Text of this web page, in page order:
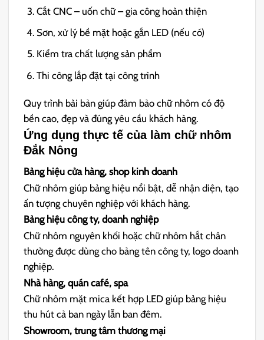
Cắt CNC – uốn chữ – gia công hoàn thiện
Sơn, xử lý bề mặt hoặc gắn LED (nếu có)
Kiểm tra chất lượng sản phẩm
Thi công lắp đặt tại công trình
Quy trình bài bản giúp đảm bảo chữ nhôm có độ
bền cao, đẹp và đúng yêu cầu khách hàng.
Ứng dụng thực tế của làm chữ nhôm
Đắk Nông
Bảng hiệu cửa hàng, shop kinh doanh
Chữ nhôm giúp bảng hiệu nổi bật, dễ nhận diện, tạo
ấn tượng chuyên nghiệp với khách hàng.
Bảng hiệu công ty, doanh nghiệp
Chữ nhôm nguyên khối hoặc chữ nhôm hắt chân
thường được dùng cho bảng tên công ty, logo doanh
nghiệp.
Nhà hàng, quán café, spa
Chữ nhôm mặt mica kết hợp LED giúp bảng hiệu
thu hút cả ban ngày lẫn ban đêm.
Showroom, trung tâm thương mại